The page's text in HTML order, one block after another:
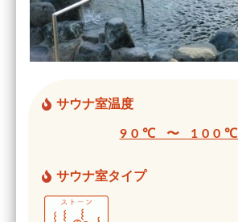
サウナ室温度
90℃ 〜 100℃
サウナ室タイプ